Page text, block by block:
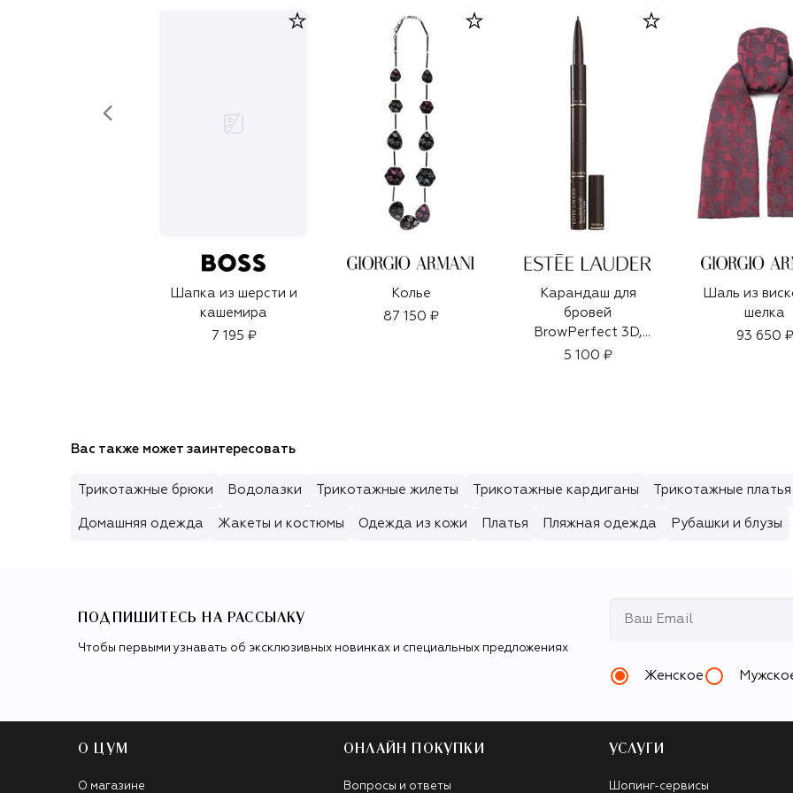
Шапка из шерсти и
кашемира
7 195 ₽
Колье
87 150 ₽
Карандаш для
бровей
BrowPerfect 3D,
оттенок Blackened
5 100 ₽
Шаль из
шелка
93 650 ₽
Вас также может заинтересовать
Трикотажные брюки Водолазки Трикотажные жилеты Трикотажные кардиганы Трикотажные платья
Домашняя одежда Жакеты и костюмы Одежда из кожи Платья Пляжная одежда Рубашки и блузы
ПОДПИШИТЕСЬ НА РАССЫЛКУ
Чтобы первыми узнавать об эксклюзивных новинках и специальных предложениях
Женское
О ЦУМ
О магазине
ОНЛАЙН ПОКУПКИ
Вопросы и ответы
УСЛУГИ
Шопинг-сервисы